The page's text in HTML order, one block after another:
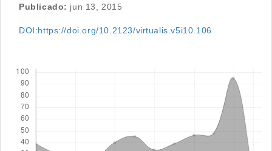
Publicado: jun 13, 2015
DOI:https://doi.org/10.2123/virtualis.v5i10.106